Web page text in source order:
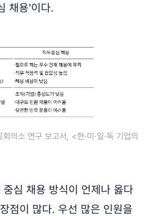
채용'이다.
의소 연구 보고서, <한·미·일·독 기업의
심 채용 방식이 언제나 옳다
점이 많다. 우선 많은 인원을